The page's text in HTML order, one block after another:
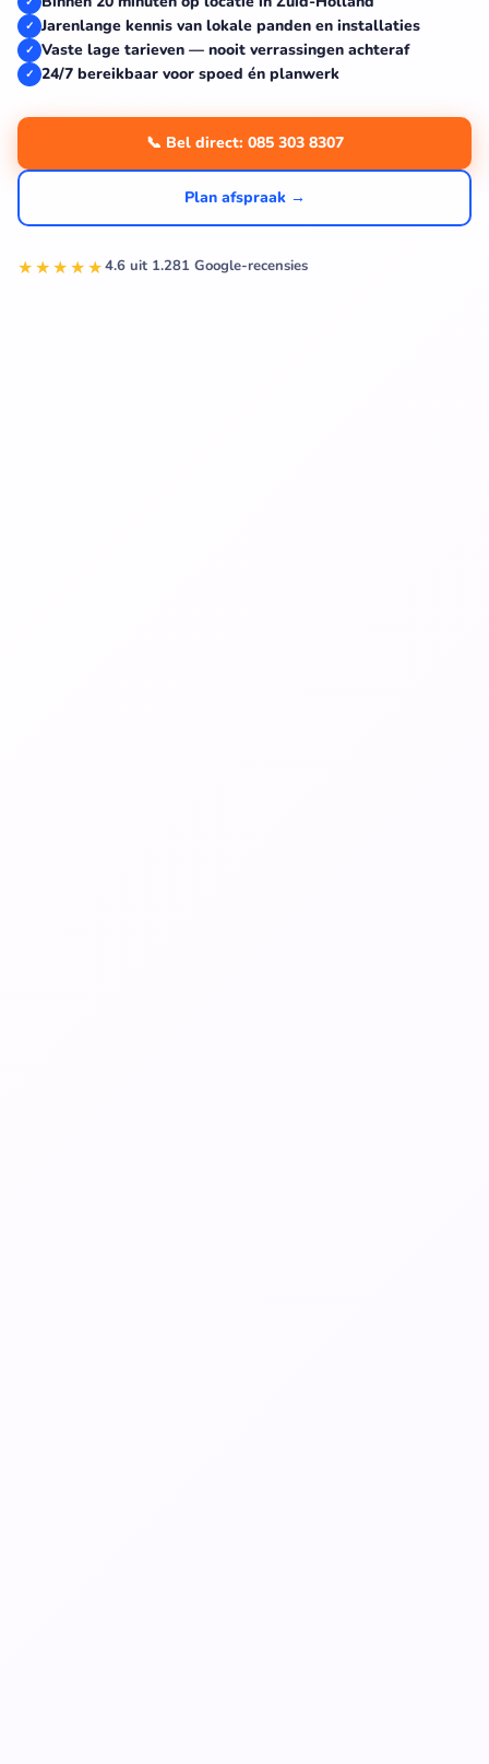
✓ Jarenlange kennis van lokale panden en installaties
✓ Vaste lage tarieven — nooit verrassingen achteraf
✓ 24/7 bereikbaar voor spoed én planwerk
📞 Bel direct: 085 303 8307
Plan afspraak →
★★★★★4.6 uit 1.281 Google-recensies